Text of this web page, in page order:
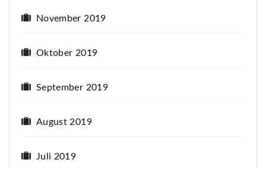
November 2019
Oktober 2019
September 2019
August 2019
Juli 2019